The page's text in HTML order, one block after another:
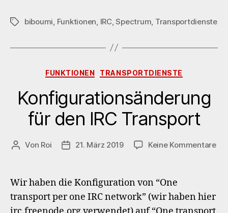
Schlagwörter
biboumi Funktionen IRC,Spectrum Transportdienste
Kategorien
FUNKTIONEN TRANSPORTDIENSTE
Konfigurationsänderung
für den IRC Transport
Beitragsautor
Von Roi Veröffentlichungsdatum
21. März 2019 Keine Kommentarezu
Wir haben die Konfiguration von “One
transport per one IRC network” (wir haben hier